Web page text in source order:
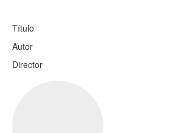
Título
Autor
Director